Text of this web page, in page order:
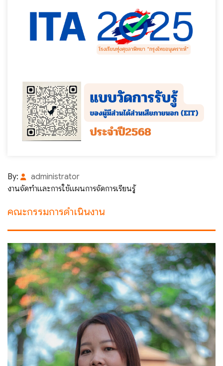
By:
administrator
งานจัดทำและการใช้แผนการจัดการเรียนรู้
คณะกรรมการดำเนินงาน